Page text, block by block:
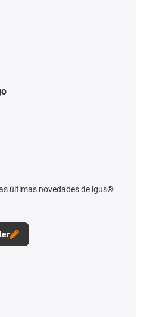
últimas novedades de igus®